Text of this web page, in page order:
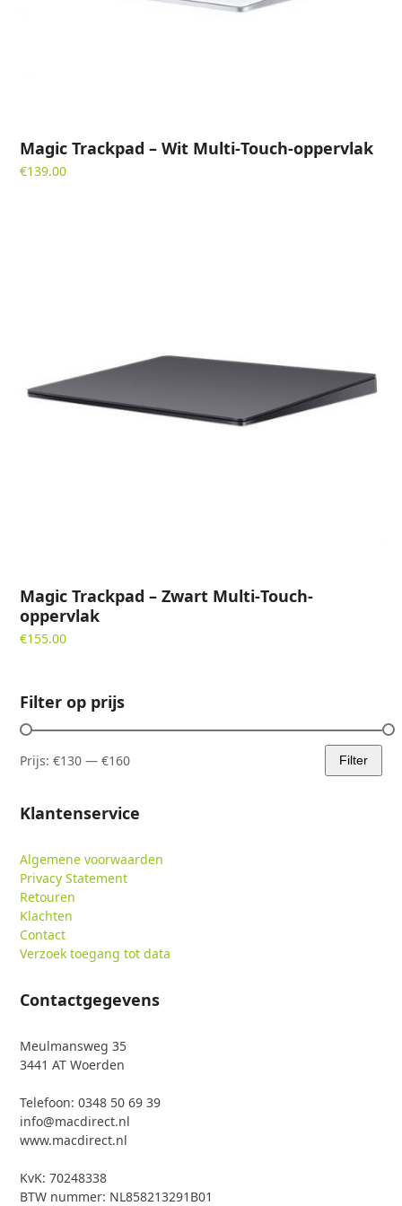
Magic Trackpad – Wit Multi‑Touch-oppervlak
€139.00
Magic Trackpad – Zwart Multi‑Touch-
oppervlak
€155.00
Filter op prijs
Min.
Max.
Filter
Prijs:€130 —€160
Klantenservice
Algemene voorwaarden
Privacy Statement
Retouren
Klachten
Contact
Verzoek toegang tot data
Contactgegevens
Meulmansweg 35
3441 AT Woerden
Telefoon: 0348 50 69 39
info@macdirect.nl
www.macdirect.nl
KvK: 70248338
BTW nummer: NL858213291B01